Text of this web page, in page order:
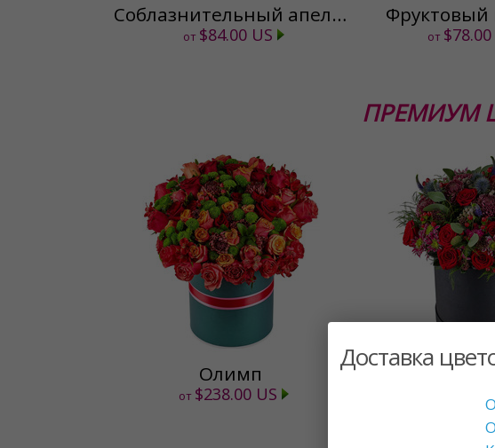
Соблазнительный апельсин
от $84.00 US
Фруктовый
от $78.00
ПРЕМИУМ
Олимп
от $238.00 US
Доставка